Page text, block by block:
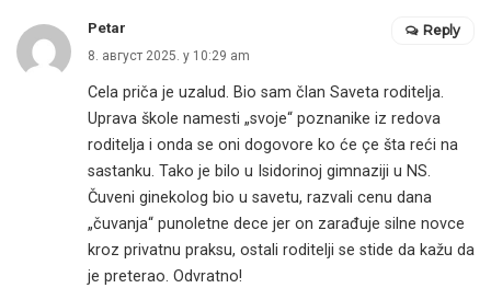
Petar
8. август 2025. у 10:29 am
Cela priča je uzalud. Bio sam član Saveta roditelja.
Uprava škole namesti „svoje“ poznanike iz redova
roditelja i onda se oni dogovore ko će çe šta reći na
sastanku. Tako je bilo u Isidorinoj gimnaziji u NS.
Čuveni ginekolog bio u savetu, razvali cenu dana
„čuvanja“ punoletne dece jer on zarađuje silne novce
kroz privatnu praksu, ostali roditelji se stide da kažu da
je preterao. Odvratno!
Reply